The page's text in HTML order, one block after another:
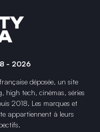
- 2026
déposée, un site
high tech, cinémas, séries
2018. Les marques et
appartiennent à leurs